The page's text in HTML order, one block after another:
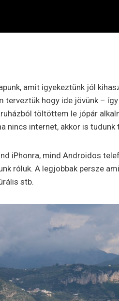
amit igyekeztünk jól
terveztük hogy ide jövünk –
töltöttem le jópár
nincs internet, akkor is tudunk
iPhonra, mind Androidos
róluk. A legjobbak persze
stb.